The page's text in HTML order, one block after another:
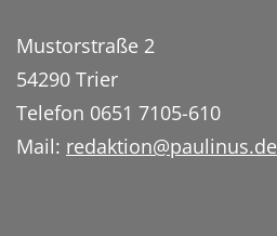
Mustorstraße 2
54290 Trier
Telefon 0651 7105-610
Mail: redaktion@paulinus.de